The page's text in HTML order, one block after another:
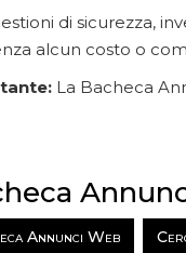
di sicurezza,
alcun costo o
La Bacheca
Annunci Web